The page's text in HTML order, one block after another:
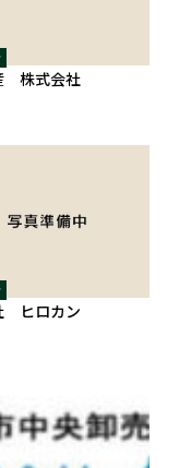
株式会社
ヒロカン